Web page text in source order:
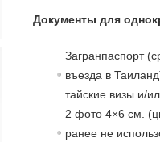
Документы для
Загранпаспорт
въезда в
тайские визы и/
2 фото 4×6 см.
ранее не